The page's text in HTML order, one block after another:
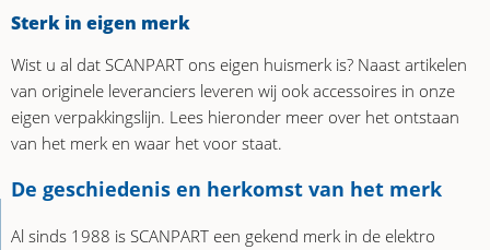
Sterk in eigen merk
Wist u al dat SCANPART ons eigen huismerk is? Naast artikelen
van originele leveranciers leveren wij ook accessoires in onze
eigen verpakkingslijn. Lees hieronder meer over het ontstaan
van het merk en waar het voor staat.
De geschiedenis en herkomst van het merk
Al sinds 1988 is SCANPART een gekend merk in de elektro